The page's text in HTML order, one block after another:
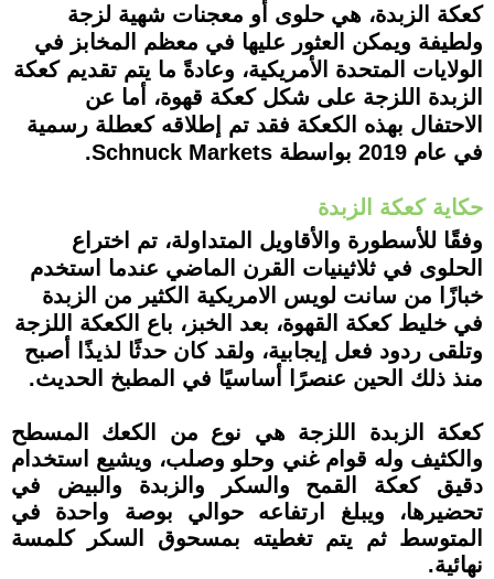
كعكة الزبدة، هي حلوى أو معجنات شهية لزجة
ولطيفة ويمكن العثور عليها في معظم المخابز في
الولايات المتحدة الأمريكية، وعادةً ما يتم تقديم كعكة
الزبدة اللزجة على شكل كعكة قهوة، أما عن
الاحتفال بهذه الكعكة فقد تم إطلاقه كعطلة رسمية
في عام 2019 بواسطة Schnuck Markets.
حكاية كعكة الزبدة
وفقًا للأسطورة والأقاويل المتداولة، تم اختراع
الحلوى في ثلاثينيات القرن الماضي عندما استخدم
خبازًا من سانت لويس الامريكية الكثير من الزبدة
في خليط كعكة القهوة، بعد الخبز، باع الكعكة اللزجة
وتلقى ردود فعل إيجابية، ولقد كان حدثًا لذيذًا أصبح
منذ ذلك الحين عنصرًا أساسيًا في المطبخ الحديث.
كعكة الزبدة اللزجة هي نوع من الكعك المسطح
والكثيف وله قوام غني وحلو وصلب، ويشيع استخدام
دقيق كعكة القمح والسكر والزبدة والبيض في
تحضيرها، ويبلغ ارتفاعه حوالي بوصة واحدة في
المتوسط ثم يتم تغطيته بمسحوق السكر كلمسة
نهائية.